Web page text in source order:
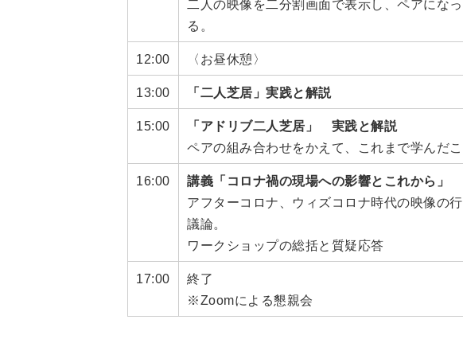
二人の映像を二分割画面で表示し、ペアにな
る。
12:00 〈お昼休憩〉
13:00 「二人芝居」実践と解説
15:00
「アドリブ二人芝居」 実践と解説
ペアの組み合わせをかえて、これまで学んだ
16:00
講義「コロナ禍の現場への影響とこれから」
アフターコロナ、ウィズコロナ時代の映像の
議論。
ワークショップの総括と質疑応答
17:00
終了
※Zoomによる懇親会